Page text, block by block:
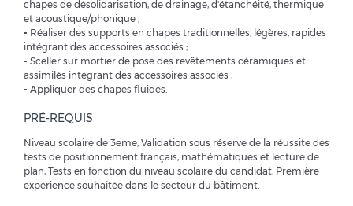
chapes de désolidarisation, de drainage, d'étanchéité, thermique
et acoustique/phonique ;
- Réaliser des supports en chapes traditionnelles, légères, rapides
intégrant des accessoires associés ;
- Sceller sur mortier de pose des revêtements céramiques et
assimilés intégrant des accessoires associés ;
- Appliquer des chapes fluides.
PRÉ-REQUIS
Niveau scolaire de 3eme, Validation sous réserve de la réussite des
tests de positionnement français, mathématiques et lecture de
plan, Tests en fonction du niveau scolaire du candidat, Première
expérience souhaitée dans le secteur du bâtiment.